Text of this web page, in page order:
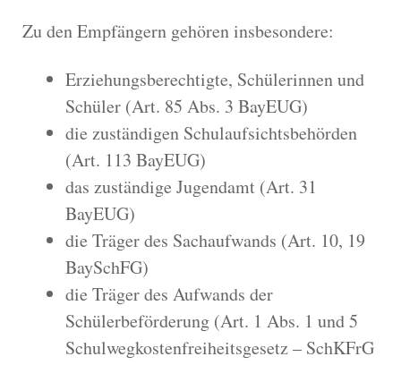
Zu den Empfängern gehören insbesondere:
Erziehungsberechtigte, Schülerinnen und
Schüler (Art. 85 Abs. 3 BayEUG)
die zuständigen Schulaufsichtsbehörden
(Art. 113 BayEUG)
das zuständige Jugendamt (Art. 31
BayEUG)
die Träger des Sachaufwands (Art. 10, 19
BaySchFG)
die Träger des Aufwands der
Schülerbeförderung (Art. 1 Abs. 1 und 5
Schulwegkostenfreiheitsgesetz – SchKFrG